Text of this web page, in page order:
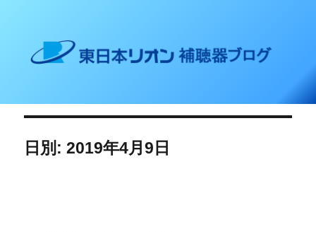
東日本リオン 補聴器ブログ
日別: 2019年4月9日